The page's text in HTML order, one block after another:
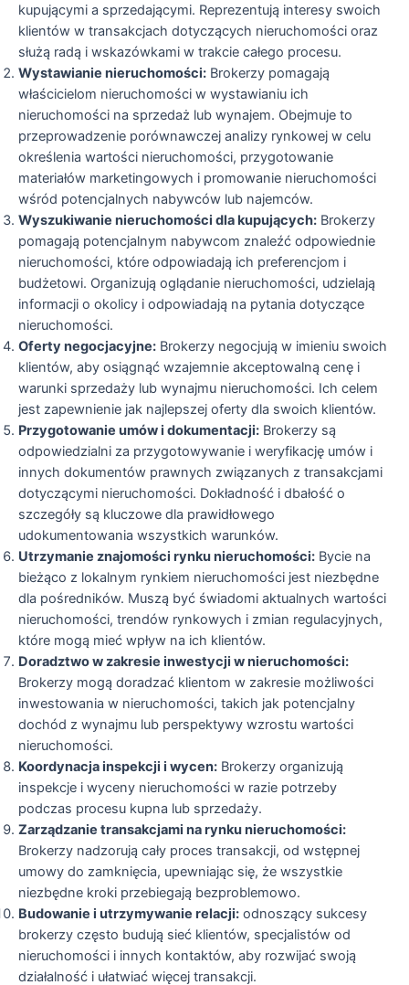
kupującymi a sprzedającymi. Reprezentują interesy swoich
klientów w transakcjach dotyczących nieruchomości oraz
służą radą i wskazówkami w trakcie całego procesu.
Wystawianie nieruchomości: Brokerzy pomagają
właścicielom nieruchomości w wystawianiu ich
nieruchomości na sprzedaż lub wynajem. Obejmuje to
przeprowadzenie porównawczej analizy rynkowej w celu
określenia wartości nieruchomości, przygotowanie
materiałów marketingowych i promowanie nieruchomości
wśród potencjalnych nabywców lub najemców.
Wyszukiwanie nieruchomości dla kupujących: Brokerzy
pomagają potencjalnym nabywcom znaleźć odpowiednie
nieruchomości, które odpowiadają ich preferencjom i
budżetowi. Organizują oglądanie nieruchomości, udzielają
informacji o okolicy i odpowiadają na pytania dotyczące
nieruchomości.
Oferty negocjacyjne: Brokerzy negocjują w imieniu swoich
klientów, aby osiągnąć wzajemnie akceptowalną cenę i
warunki sprzedaży lub wynajmu nieruchomości. Ich celem
jest zapewnienie jak najlepszej oferty dla swoich klientów.
Przygotowanie umów i dokumentacji: Brokerzy są
odpowiedzialni za przygotowywanie i weryfikację umów i
innych dokumentów prawnych związanych z transakcjami
dotyczącymi nieruchomości. Dokładność i dbałość o
szczegóły są kluczowe dla prawidłowego
udokumentowania wszystkich warunków.
Utrzymanie znajomości rynku nieruchomości: Bycie na
bieżąco z lokalnym rynkiem nieruchomości jest niezbędne
dla pośredników. Muszą być świadomi aktualnych wartości
nieruchomości, trendów rynkowych i zmian regulacyjnych,
które mogą mieć wpływ na ich klientów.
Doradztwo w zakresie inwestycji w nieruchomości:
Brokerzy mogą doradzać klientom w zakresie możliwości
inwestowania w nieruchomości, takich jak potencjalny
dochód z wynajmu lub perspektywy wzrostu wartości
nieruchomości.
Koordynacja inspekcji i wycen: Brokerzy organizują
inspekcje i wyceny nieruchomości w razie potrzeby
podczas procesu kupna lub sprzedaży.
Zarządzanie transakcjami na rynku nieruchomości:
Brokerzy nadzorują cały proces transakcji, od wstępnej
umowy do zamknięcia, upewniając się, że wszystkie
niezbędne kroki przebiegają bezproblemowo.
Budowanie i utrzymywanie relacji: odnoszący sukcesy
brokerzy często budują sieć klientów, specjalistów od
nieruchomości i innych kontaktów, aby rozwijać swoją
działalność i ułatwiać więcej transakcji.